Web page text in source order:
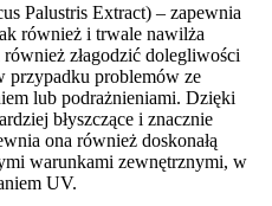
Palustris Extract) – zapewnia
również i trwale nawilża
złagodzić dolegliwości
przypadku problemów ze
lub podrażnieniami. Dzięki
błyszczące i znacznie
ona również doskonałą
warunkami zewnętrznymi, w
UV.